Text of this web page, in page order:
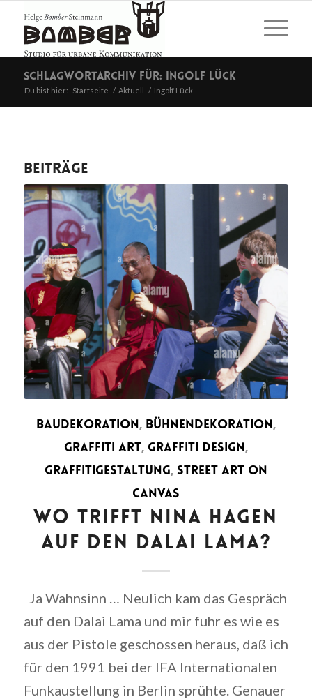
Schlagwortarchiv für: Ingolf Lück
Du bist hier: Startseite / Aktuell / Ingolf Lück
Beiträge
BAUDEKORATION, BÜHNENDEKORATION,
GRAFFITI ART, GRAFFITI DESIGN,
GRAFFITIGESTALTUNG, STREET ART ON
CANVAS
WO TRIFFT NINA HAGEN
AUF DEN DALAI LAMA?
Ja Wahnsinn … Neulich kam das Gespräch
auf den Dalai Lama und mir fuhr es wie es
aus der Pistole geschossen heraus, daß ich
für den 1991 bei der IFA Internationalen
Funkaustellung in Berlin sprühte. Genauer